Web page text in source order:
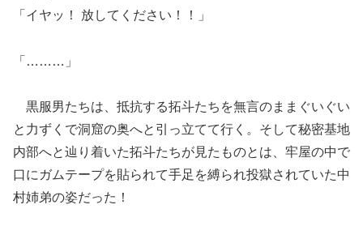
「イヤッ！ 放してください！！」
「………」
黒服男たちは、抵抗する拓斗たちを無言のままぐいぐい
と力ずくで洞窟の奥へと引っ立てて行く。そして秘密基地
内部へと辿り着いた拓斗たちが見たものとは、牢屋の中で
口にガムテープを貼られて手足を縛られ投獄されていた中
村姉弟の姿だった！